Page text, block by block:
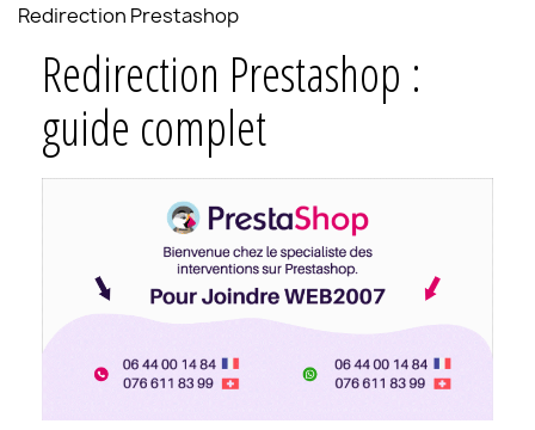
Redirection Prestashop
Redirection Prestashop :
guide complet